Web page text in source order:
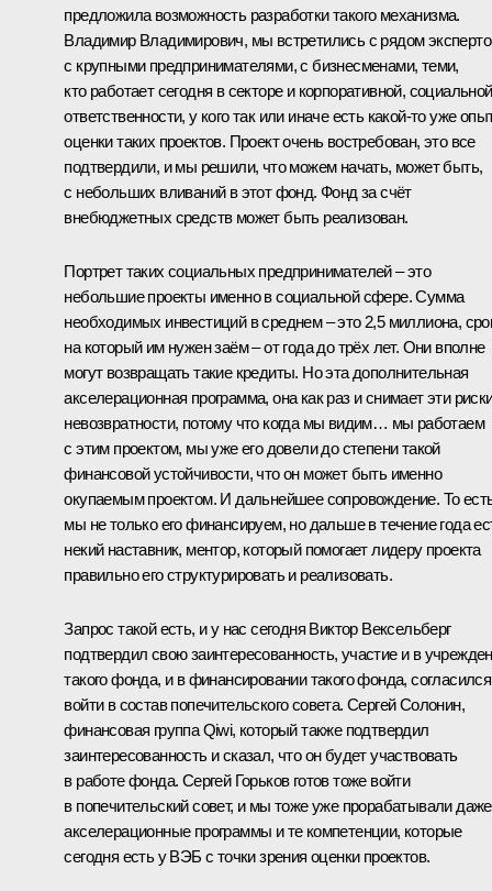
предложила возможность разработки такого механизма.
Владимир Владимирович, мы встретились с рядом
с крупными предпринимателями, с бизнесменами, теми,
кто работает сегодня в секторе и корпоративной, социальной
ответственности, у кого так или иначе есть какой‑то уже
оценки таких проектов. Проект очень востребован, это все
подтвердили, и мы решили, что можем начать, может быть,
с небольших вливаний в этот фонд. Фонд за счёт
внебюджетных средств может быть реализован.
Портрет таких социальных предпринимателей – это
небольшие проекты именно в социальной сфере. Сумма
необходимых инвестиций в среднем – это 2,5 миллиона,
на который им нужен заём – от года до трёх лет. Они вполне
могут возвращать такие кредиты. Но эта дополнительная
акселерационная программа, она как раз и снимает эти
невозвратности, потому что когда мы видим… мы работаем
с этим проектом, мы уже его довели до степени такой
финансовой устойчивости, что он может быть именно
окупаемым проектом. И дальнейшее сопровождение. То
мы не только его финансируем, но дальше в течение года
некий наставник, ментор, который помогает лидеру проекта
правильно его структурировать и реализовать.
Запрос такой есть, и у нас сегодня Виктор Вексельберг
подтвердил свою заинтересованность, участие и в
такого фонда, и в финансировании такого фонда, согласился
войти в состав попечительского совета. Сергей Солонин,
финансовая группа Qiwi, который также подтвердил
заинтересованность и сказал, что он будет участвовать
в работе фонда. Сергей Горьков готов тоже войти
в попечительский совет, и мы тоже уже прорабатывали даже
акселерационные программы и те компетенции, которые
сегодня есть у ВЭБ с точки зрения оценки проектов.